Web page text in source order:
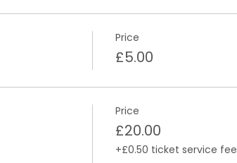
Price
£5.00
Price
£20.00
+£0.50 ticket service fee